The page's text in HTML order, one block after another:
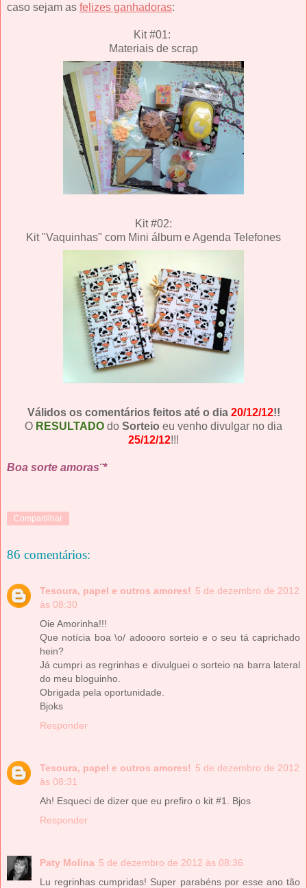
caso sejam as felizes ganhadoras:
Kit #01:
Materiais de scrap
Kit #02:
Kit "Vaquinhas" com Mini álbum e Agenda Telefones
Válidos os comentários feitos até o dia 20/12/12!!
O RESULTADO do Sorteio eu venho divulgar no dia
25/12/12!!!
Boa sorte amoras¨*
Compartilhar
86 comentários:
Tesoura, papel e outros amores! 5 de dezembro de 2012
às 08:30
Oie Amorinha!!!
Que notícia boa \o/ adoooro sorteio e o seu tá caprichado
hein?
Já cumpri as regrinhas e divulguei o sorteio na barra lateral
do meu bloguinho.
Obrigada pela oportunidade.
Bjoks
Responder
Tesoura, papel e outros amores! 5 de dezembro de 2012
às 08:31
Ah! Esqueci de dizer que eu prefiro o kit #1. Bjos
Responder
Paty Molina 5 de dezembro de 2012 às 08:36
Lu regrinhas cumpridas! Super parabéns por esse ano tão